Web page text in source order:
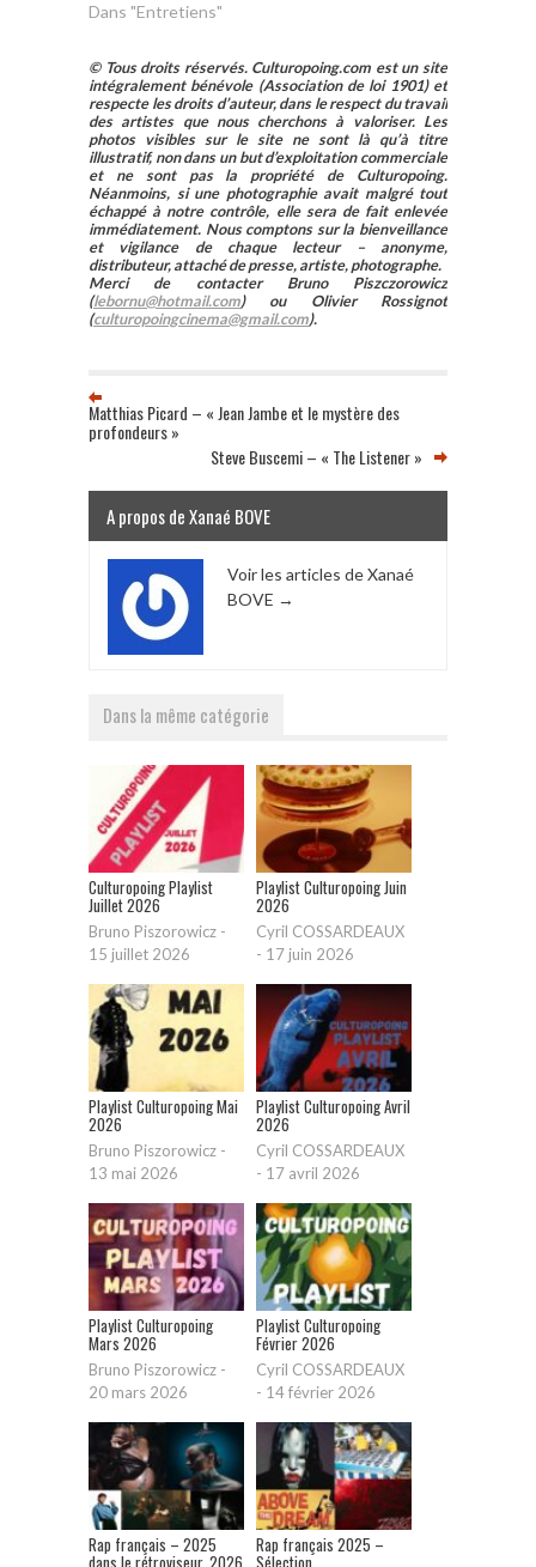
Dans "Entretiens"
© Tous droits réservés. Culturopoing.com est un site
intégralement bénévole (Association de loi 1901) et
respecte les droits d’auteur, dans le respect du travail
des artistes que nous cherchons à valoriser. Les
photos visibles sur le site ne sont là qu’à titre
illustratif, non dans un but d’exploitation commerciale
et ne sont pas la propriété de Culturopoing.
Néanmoins, si une photographie avait malgré tout
échappé à notre contrôle, elle sera de fait enlevée
immédiatement. Nous comptons sur la bienveillance
et vigilance de chaque lecteur – anonyme,
distributeur, attaché de presse, artiste, photographe.
Merci de contacter Bruno Piszczorowicz
(lebornu@hotmail.com) ou Olivier Rossignot
(culturopoingcinema@gmail.com).
Matthias Picard – « Jean Jambe et le mystère des
profondeurs »
Steve Buscemi – « The Listener »
A propos de Xanaé BOVE
Voir les articles de Xanaé
BOVE →
Dans la même catégorie
Culturopoing Playlist
Juillet 2026
Bruno Piszorowicz -
15 juillet 2026
Playlist Culturopoing Juin
2026
Cyril COSSARDEAUX
- 17 juin 2026
Playlist Culturopoing Mai
2026
Bruno Piszorowicz -
13 mai 2026
Playlist Culturopoing Avril
2026
Cyril COSSARDEAUX
- 17 avril 2026
Playlist Culturopoing
Mars 2026
Bruno Piszorowicz -
20 mars 2026
Playlist Culturopoing
Février 2026
Cyril COSSARDEAUX
- 14 février 2026
Rap français – 2025 Rap français 2025 –